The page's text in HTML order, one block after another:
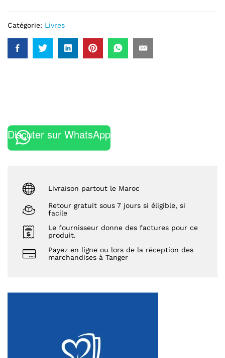
Catégorie: Livres
Discuter sur WhatsApp
Livraison partout le Maroc
Retour gratuit sous 7 jours si éligible, si
facile
Le fournisseur donne des factures pour ce
produit.
Payez en ligne ou lors de la réception des
marchandises à Tanger